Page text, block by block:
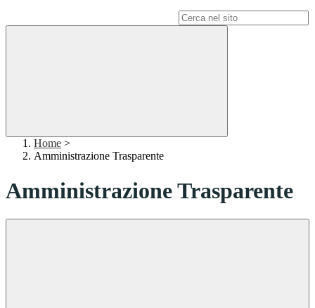
Home >
Amministrazione Trasparente
Amministrazione Trasparente